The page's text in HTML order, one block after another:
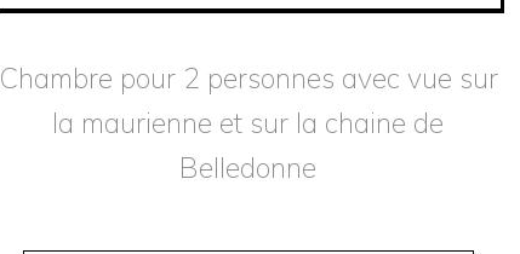
Chambre pour 2 personnes avec vue sur
la maurienne et sur la chaine de
Belledonne